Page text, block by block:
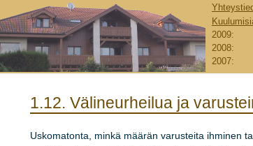
2009:
2008:
2007:
1.12. Välineurheilua ja
Uskomatonta, minkä määrän varusteita ihminen